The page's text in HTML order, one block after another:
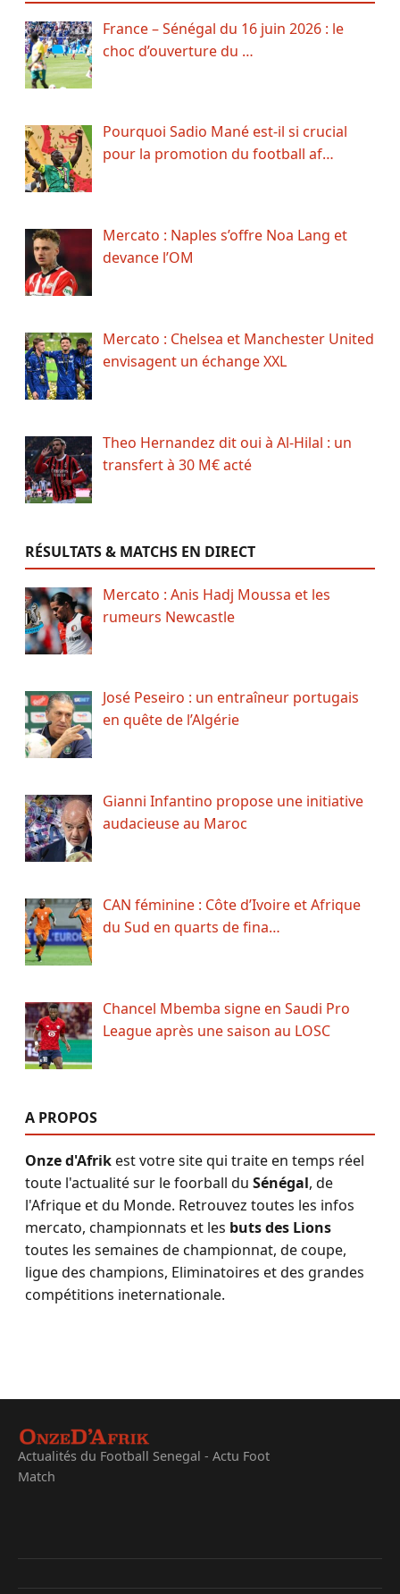
France – Sénégal du 16 juin 2026 : le
choc d’ouverture du …
Pourquoi Sadio Mané est-il si crucial
pour la promotion du football af…
Mercato : Naples s’offre Noa Lang et
devance l’OM
Mercato : Chelsea et Manchester United
envisagent un échange XXL
Theo Hernandez dit oui à Al-Hilal : un
transfert à 30 M€ acté
RÉSULTATS & MATCHS EN DIRECT
Mercato : Anis Hadj Moussa et les
rumeurs Newcastle
José Peseiro : un entraîneur portugais
en quête de l’Algérie
Gianni Infantino propose une initiative
audacieuse au Maroc
CAN féminine : Côte d’Ivoire et Afrique
du Sud en quarts de fina…
Chancel Mbemba signe en Saudi Pro
League après une saison au LOSC
A PROPOS
Onze d'Afrikest votre site qui traite en temps réel
toute l'actualité sur le foorball du Sénégal, de
l'Afrique et du Monde. Retrouvez toutes les infos
mercato, championnats et les buts des Lions
toutes les semaines de championnat, de coupe,
ligue des champions, Eliminatoires et des grandes
compétitions ineternationale.
Actualités du Football Senegal - Actu Foot
Match